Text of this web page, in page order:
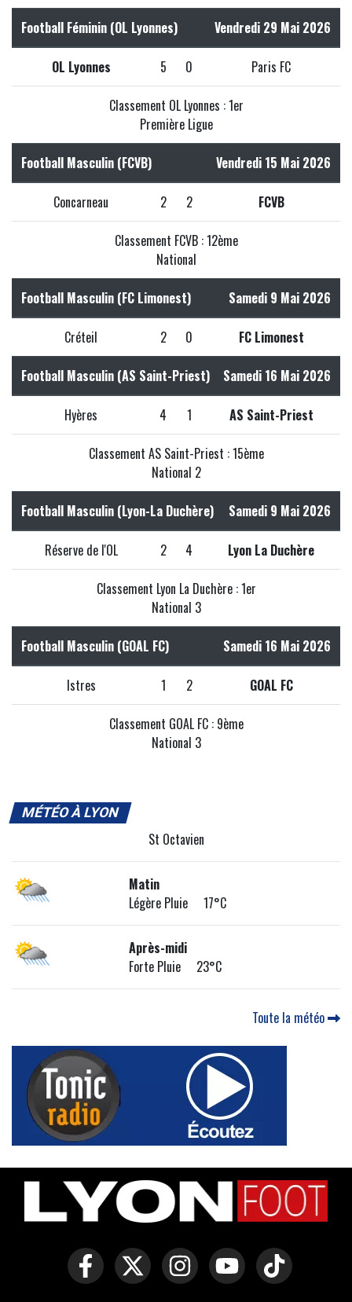
Football Féminin (OL Lyonnes) Vendredi 29 Mai 2026
OL Lyonnes 5 0 Paris FC
Classement OL Lyonnes : 1er
Première Ligue
Football Masculin (FCVB) Vendredi 15 Mai 2026
Concarneau 2 2 FCVB
Classement FCVB : 12ème
National
Football Masculin (FC Limonest) Samedi 9 Mai 2026
Créteil 2 0 FC Limonest
Football Masculin (AS Saint-Priest) Samedi 16 Mai 2026
Hyères 4 1 AS Saint-Priest
Classement AS Saint-Priest : 15ème
National 2
Football Masculin (Lyon-La Duchère) Samedi 9 Mai 2026
Réserve de l'OL 2 4 Lyon La Duchère
Classement Lyon La Duchère : 1er
National 3
Football Masculin (GOAL FC) Samedi 16 Mai 2026
Istres 1 2 GOAL FC
Classement GOAL FC : 9ème
National 3
MÉTÉO À LYON
St Octavien
Matin
Légère Pluie 17°C
Après-midi
Forte Pluie 23°C
Toute la météo